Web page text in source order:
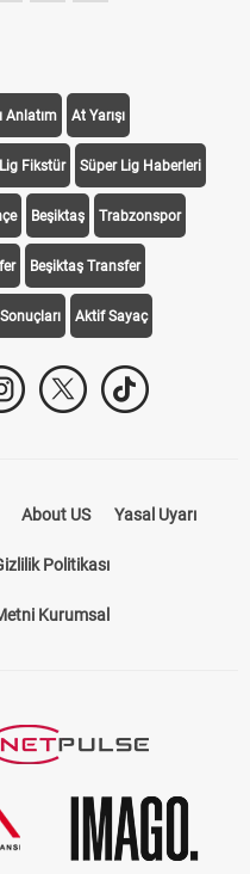
Anlatım At Yarışı
Fikstür Süper Lig Haberleri
Beşiktaş Trabzonspor
Beşiktaş Transfer
Aktif Sayaç
About US Yasal Uyarı
Politikası
Kurumsal